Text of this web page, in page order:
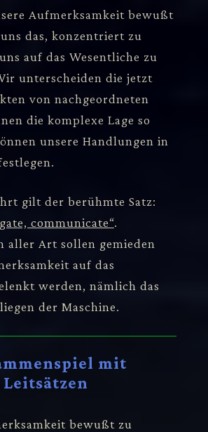
Aufmerksamkeit bewußt
das, konzentriert zu
auf das Wesentliche zu
unterscheiden die jetzt
von nachgeordneten
die komplexe Lage so
unsere Handlungen in
gilt der berühmte Satz:
communicate“.
aller Art sollen gemieden
auf das
werden, nämlich das
der Maschine.
mit
bewußt zu